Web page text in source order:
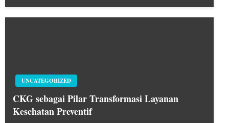
UNCATEGORIZED
CKG sebagai Pilar Transformasi Layanan
Kesehatan Preventif